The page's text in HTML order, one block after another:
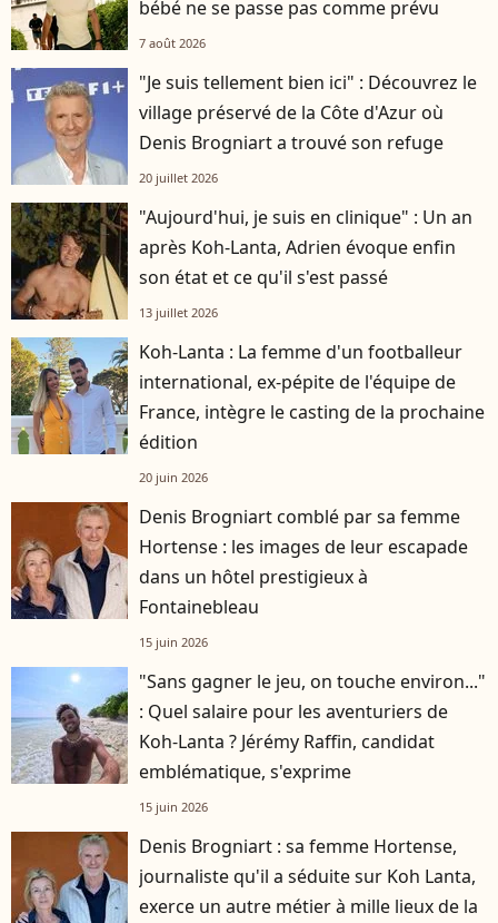
bébé ne se passe pas comme prévu
7 août 2026
"Je suis tellement bien ici" : Découvrez le
village préservé de la Côte d'Azur où
Denis Brogniart a trouvé son refuge
20 juillet 2026
"Aujourd'hui, je suis en clinique" : Un an
après Koh-Lanta, Adrien évoque enfin
son état et ce qu'il s'est passé
13 juillet 2026
Koh-Lanta : La femme d'un footballeur
international, ex-pépite de l'équipe de
France, intègre le casting de la prochaine
édition
20 juin 2026
Denis Brogniart comblé par sa femme
Hortense : les images de leur escapade
dans un hôtel prestigieux à
Fontainebleau
15 juin 2026
"Sans gagner le jeu, on touche environ..."
: Quel salaire pour les aventuriers de
Koh-Lanta ? Jérémy Raffin, candidat
emblématique, s'exprime
15 juin 2026
Denis Brogniart : sa femme Hortense,
journaliste qu'il a séduite sur Koh Lanta,
exerce un autre métier à mille lieux de la